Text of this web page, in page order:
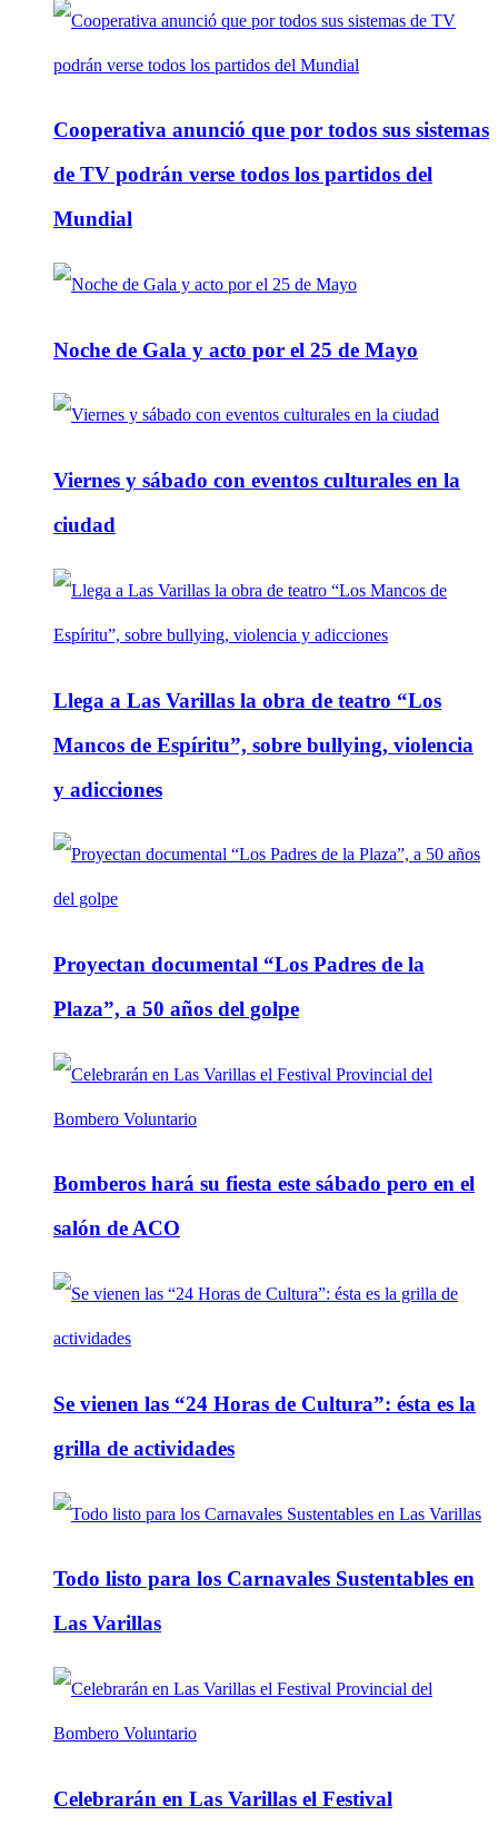
Cooperativa anunció que por todos sus sistemas
de TV podrán verse todos los partidos del
Mundial
Noche de Gala y acto por el 25 de Mayo
Viernes y sábado con eventos culturales en la
ciudad
Llega a Las Varillas la obra de teatro “Los
Mancos de Espíritu”, sobre bullying, violencia
y adicciones
Proyectan documental “Los Padres de la
Plaza”, a 50 años del golpe
Bomberos hará su fiesta este sábado pero en el
salón de ACO
Se vienen las “24 Horas de Cultura”: ésta es la
grilla de actividades
Todo listo para los Carnavales Sustentables en
Las Varillas
Celebrarán en Las Varillas el Festival